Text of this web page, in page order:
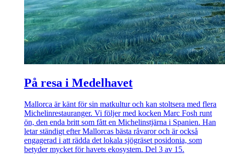
På resa i Medelhavet
Mallorca är känt för sin matkultur och kan stoltsera med flera
Michelinrestauranger. Vi följer med kocken Marc Fosh runt
ön, den enda britt som fått en Michelinstjärna i Spanien. Han
letar ständigt efter Mallorcas bästa råvaror och är också
engagerad i att rädda det lokala sjögräset posidonia, som
betyder mycket för havets ekosystem. Del 3 av 15.